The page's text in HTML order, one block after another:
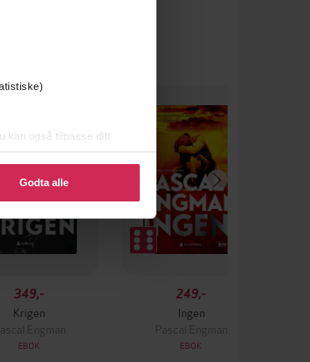
kan også tilpasse ditt
eller endre ditt samtykke.
Godta alle
349,-
Krigen
Engman
EBOK
249,-
Ingen
Pascal Engman
EBOK